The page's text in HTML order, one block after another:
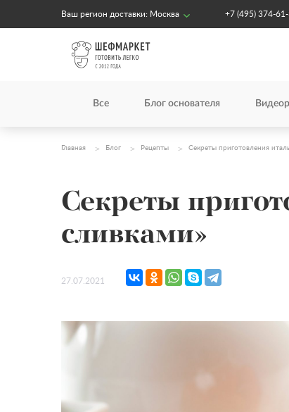
Ваш регион доставки: Москва +7 (495) 374-
Все Блог основателя
Главная Блог Рецепты Секреты приготовления
Секреты
сливками»
27.07.2021